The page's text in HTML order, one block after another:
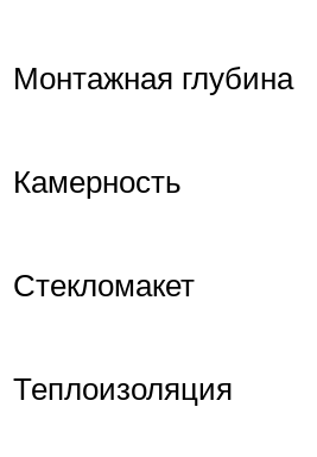
Монтажная глубина
Камерность
Стекломакет
Теплоизоляция